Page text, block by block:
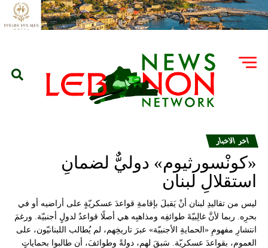
اخر الاخبار
«كونْسورثيوم» دوليٌّ لضمانِ
استقلالِ لبنان
ليس من تقاليدِ لبنان أنْ يَقبلَ بإقامةِ قواعدَ عسكريّةٍ على أراضيه أو في
بحرِه. ربما لأنَّ غالِبيّةَ طوائفِه ومذاهبِه هي أصلًا قواعدُ لدولٍ أجنبيّة. ورغمَ
انتشارِ مفهومِ «الحمايةِ الأجنبيّة» عبرَ تاريخِهم، لم يُطالب اللبنانيّون، على
العموم، بقواعدَ عسكريّة. سَبقَ لهم، دولةً وطوائفَ، أن طالبوا بحماياتٍ